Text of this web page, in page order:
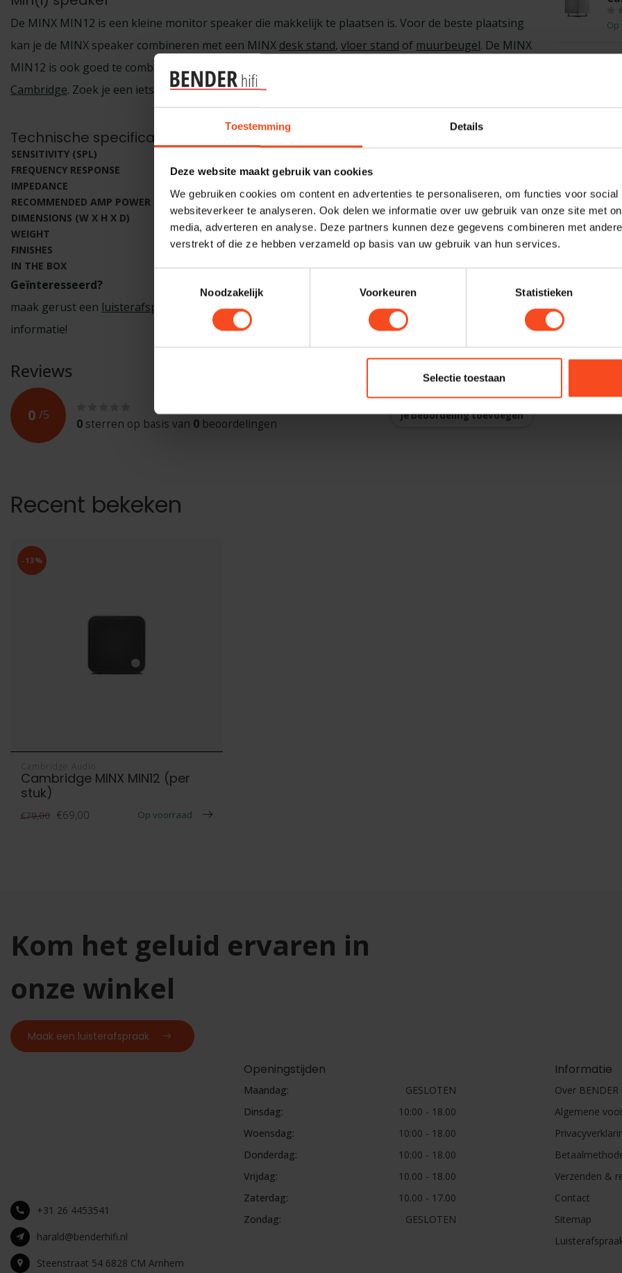
Toestemming Details
Deze website maakt gebruik van cookies
We gebruiken cookies om content en advertenties te personaliseren, om functies voor social
websiteverkeer te analyseren. Ook delen we informatie over uw gebruik van onze site met
media, adverteren en analyse. Deze partners kunnen deze gegevens combineren met
verstrekt of die ze hebben verzameld op basis van uw gebruik van hun services.
Noodzakelijk
Voorkeuren Statistieken
Selectie toestaan
De MINX MIN12 is een kleine monitor speaker die makkelijk te plaatsen is. Voor de beste plaatsing
kan je de MINX speaker combineren met een MINX desk stand, vloer stand of muurbeugel. De MINX
MIN12 is ook goed te combineren met een
Cambridge. Zoek je een iets groter geluid of center speaker is er ook de MINX
Technische specificaties
SENSITIVITY (SPL)
FREQUENCY RESPONSE
150Hz-20kHz
IMPEDANCE
RECOMMENDED AMP POWER
25 - 200W
DIMENSIONS (W X H X D)
78 x 78 x 85mm
WEIGHT
0.43kg
FINISHES
High gloss black or High gloss white
IN THE BOX
1x speaker
Geïnteresseerd?
maak gerust een luisterafspraak in onze digitale agenda of neem contactmet ons op voor meer
informatie!
Reviews
0 /5
0 sterren op basis van 0 beoordelingen
Je beoordeling toevoegen
Op
Heb je
maken
graag.
Recent bekeken
-13%
Cambridge Audio
Cambridge MINX MIN12 (per
stuk)
€79,00 €69,00 Op voorraad
Kom het geluid ervaren in
onze winkel
Maak een luisterafspraak
+31 26 4453541
harald@benderhifi.nl
Steenstraat 54 6828 CM Arnhem
Openingstijden
Maandag:
GESLOTEN
Dinsdag:
10:00 - 18.00
Woensdag:
10:00 - 18.00
Donderdag:
10:00 - 18.00
Vrijdag:
10.00 - 18.00
Zaterdag:
10.00 - 17.00
Zondag:
GESLOTEN
Informatie
Over BENDER
Algemene
Verzenden &
Contact
Sitemap